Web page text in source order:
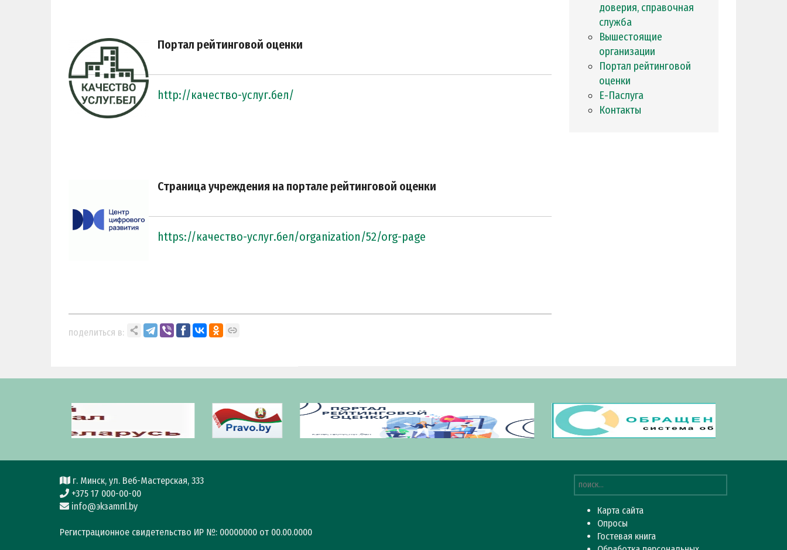
Портал рейтинговой оценки
http://качество-услуг.бел/
Страница учреждения на портале рейтинговой оценки
https://качество-услуг.бел/organization/52/org-page
поделиться в:
доверия, справочная
служба
Вышестоящие
организации
Портал рейтинговой
оценки
Е-Паслуга
Контакты
г. Минск, ул. Веб-Мастерская, 333
+375 17 000-00-00
info@эkзamпl.by
Регистрационное свидетельство ИР №: 00000000 от 00.00.0000
Карта сайта
Опросы
Гостевая книга